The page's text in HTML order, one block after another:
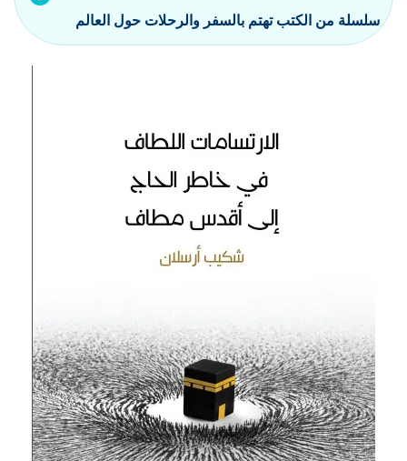
سلسلة من الكتب تهتم بالسفر والرحلات حول العالم